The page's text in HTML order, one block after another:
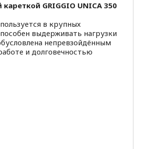
GRIGGIO UNICA 350
в крупных
выдерживать нагрузки
непревзойдённым
и долговечностью